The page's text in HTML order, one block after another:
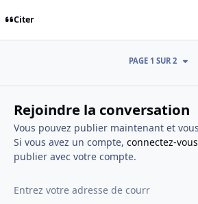
Citer
PAGE 1 SUR 2
Rejoindre la conversation
Vous pouvez publier maintenant et
Si vous avez un compte, connectez-
publier avec votre compte.